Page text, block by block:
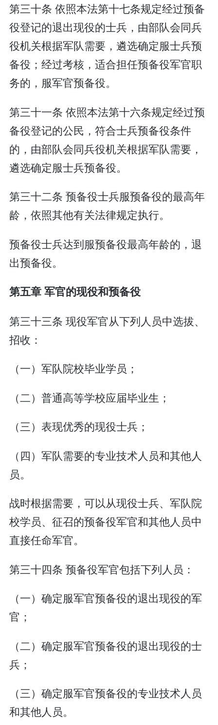
第三十条 依照本法第十七条规定经过预备
役登记的退出现役的士兵，由部队会同兵
役机关根据军队需要，遴选确定服士兵预
备役；经过考核，适合担任预备役军官职
务的，服军官预备役。
第三十一条 依照本法第十六条规定经过预
备役登记的公民，符合士兵预备役条件
的，由部队会同兵役机关根据军队需要，
遴选确定服士兵预备役。
第三十二条 预备役士兵服预备役的最高年
龄，依照其他有关法律规定执行。
预备役士兵达到服预备役最高年龄的，退
出预备役。
第五章 军官的现役和预备役
第三十三条 现役军官从下列人员中选拔、
招收：
（一）军队院校毕业学员；
（二）普通高等学校应届毕业生；
（三）表现优秀的现役士兵；
（四）军队需要的专业技术人员和其他人
员。
战时根据需要，可以从现役士兵、军队院
校学员、征召的预备役军官和其他人员中
直接任命军官。
第三十四条 预备役军官包括下列人员：
（一）确定服军官预备役的退出现役的军
官；
（二）确定服军官预备役的退出现役的士
兵；
（三）确定服军官预备役的专业技术人员
和其他人员。